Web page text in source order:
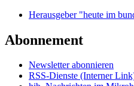
Herausgeber "heute im
Abonnement
Newsletter abonnieren
RSS-Dienste (Interner